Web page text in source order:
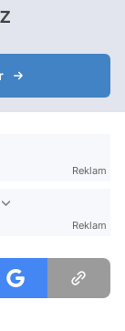
Reklam
Reklam